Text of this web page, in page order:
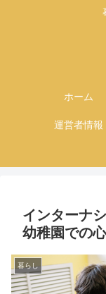
ホーム
運営者情報
インターナ
幼稚園での
暮らし